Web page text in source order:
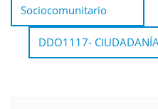
Sociocomunitario
DDO1117-